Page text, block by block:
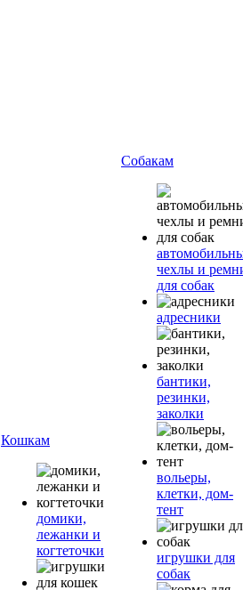
Кошкам
домики,
лежанки и
когтеточки
Собакам
чехлы и
для собак
адресники
бантики,
резинки,
заколки
вольеры,
клетки, дом-
тент
игрушки для
собак